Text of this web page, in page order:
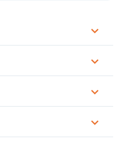
Vše
o